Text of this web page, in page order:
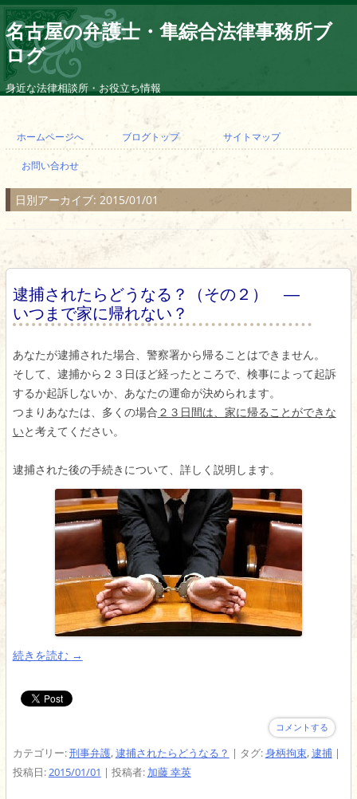
名古屋の弁護士・隼綜合法律事務所ブ
ログ
身近な法律相談所・お役立ち情報
ン
テ
ン
ス
ッ
ホームページへ ブログトップ サイトマップ
お問い合わせ
日別アーカイブ: 2015/01/01
逮捕されたらどうなる？（その２） ―
いつまで家に帰れない？
あなたが逮捕された場合、警察署から帰ることはできません。
そして、逮捕から２３日ほど経ったところで、検事によって起訴
するか起訴しないか、あなたの運命が決められます。
つまりあなたは、多くの場合 ２３日間は、家に帰ることができな
いと考えてください。
逮捕された後の手続きについて、詳しく説明します。
続きを読む →
コメントする
カテゴリー:刑事弁護,逮捕されたらどうなる？ | タグ:身柄拘束,逮捕|
投稿日:2015/01/01 | 投稿者: 加藤 幸英